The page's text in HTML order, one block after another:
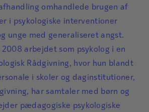
omhandlede brugen af
i psykologiske interventioner
unge med generaliseret angst.
2008 arbejdet som psykolog i en
Rådgivning, hvor hun blandt
i skoler og daginstitutioner,
har samtaler med børn og
pædagogiske psykologiske